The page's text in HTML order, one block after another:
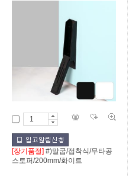
[장기품절] #)말굽/접착식/무타공
스토퍼/200mm/화이트